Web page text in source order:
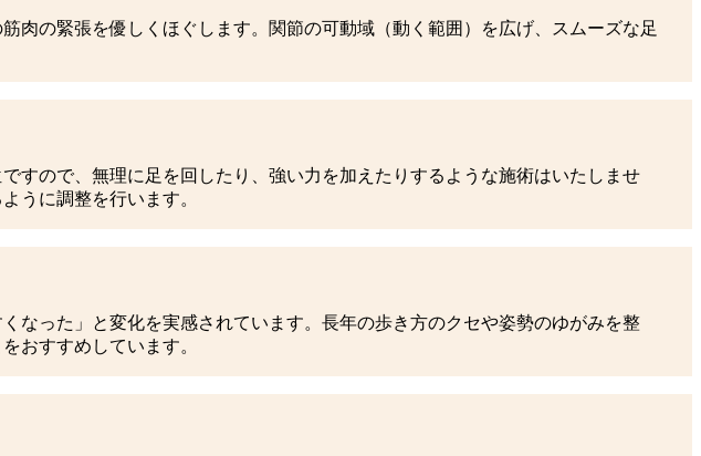
肉の緊張を優しくほぐします。関節の可動域（動く範囲）を広げ、スムーズな足
すので、無理に足を回したり、強い力を加えたりするような施術はいたしませ
うに調整を行います。
なった」と変化を実感されています。長年の歩き方のクセや姿勢のゆがみを整
おすすめしています。